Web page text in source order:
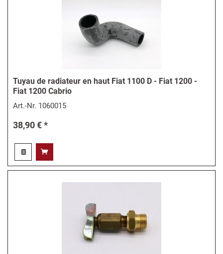
Tuyau de radiateur en haut Fiat 1100 D - Fiat 1200 -
Fiat 1200 Cabrio
Art.-Nr. 1060015
38,90 € *